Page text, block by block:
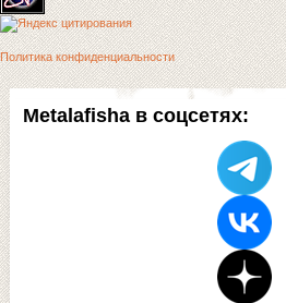
Metalafisha в соцсетях:
Политика конфиденциальности